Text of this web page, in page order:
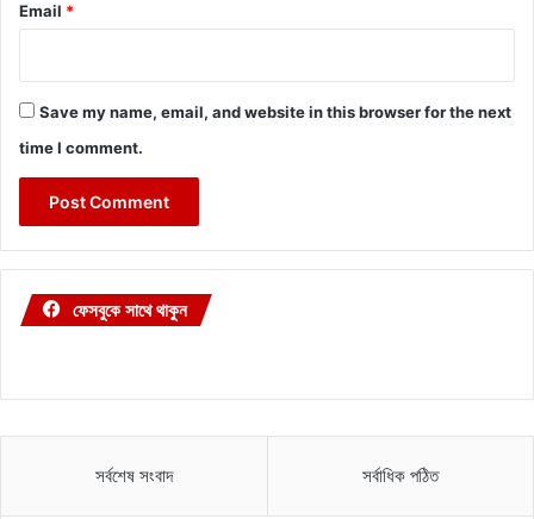
Email *
Save my name, email, and website in this browser for the next
time I comment.
ফেসবুকে সাথে থাকুন
সর্বশেষ সংবাদ সর্বাধিক পঠিত